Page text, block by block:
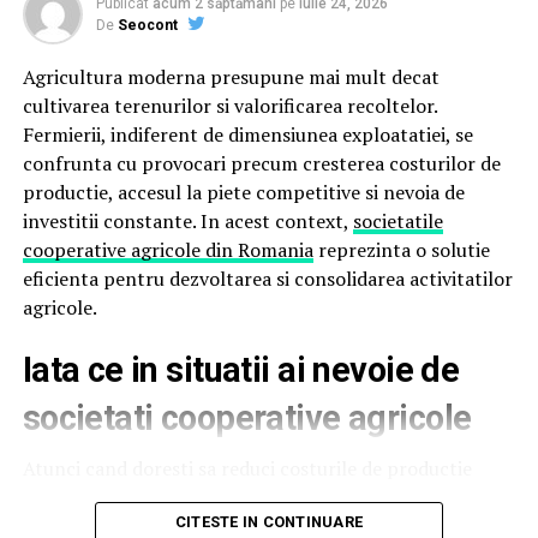
2. Promovarea Afacerilor Locale
StiriDinCluj.ro oferă un spațiu dedicat pentru
antreprenorii locali, permițându-le să-și promoveze
produsele și serviciile către o audiență targetată. Prin
campanii publicitare bine structurate, afacerile pot
beneficia de vizibilitate crescută și de o conexiune
directă cu publicul clujean.
3. Design Modern și Accesibilitate
utilizatorilor, cu un design simplu și organizat.
Navigarea pe site este rapidă, iar informațiile sunt ușor
de găsit, indiferent de dispozitivul utilizat.
Publicat acum 2 săptămâni pe iulie 24, 2026
De Seocont
Agricultura moderna presupune mai mult decat
cultivarea terenurilor si valorificarea recoltelor.
Fermierii, indiferent de dimensiunea exploatatiei, se
confrunta cu provocari precum cresterea costurilor de
productie, accesul la piete competitive si nevoia de
investitii constante. In acest context, societatile
cooperative agricole din Romaniareprezinta o solutie
eficienta pentru dezvoltarea si consolidarea activitatilor
agricole.
Iata ce in situatii ai nevoie de
societati cooperative agricole
Achizitionarea individuala a semintelor, ingrasamintelor,
CITESTE IN CONTINUARE